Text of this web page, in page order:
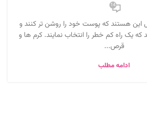
14
این هستند که پوست خود را روشن تر کنند و
که یک راه کم خطر را انتخاب نمایند. کرم ها و
قرص...
ادامه مطلب